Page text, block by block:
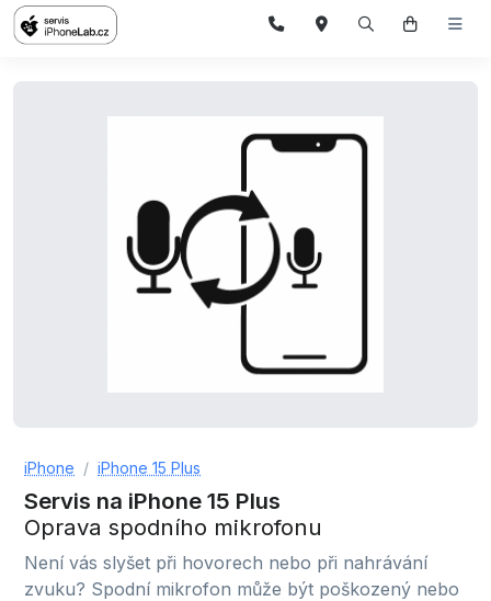
iPhone iPhone 15 Plus
Servis na iPhone 15 Plus
Oprava spodního mikrofonu
Není vás slyšet při hovorech nebo při nahrávání
zvuku? Spodní mikrofon může být poškozený nebo